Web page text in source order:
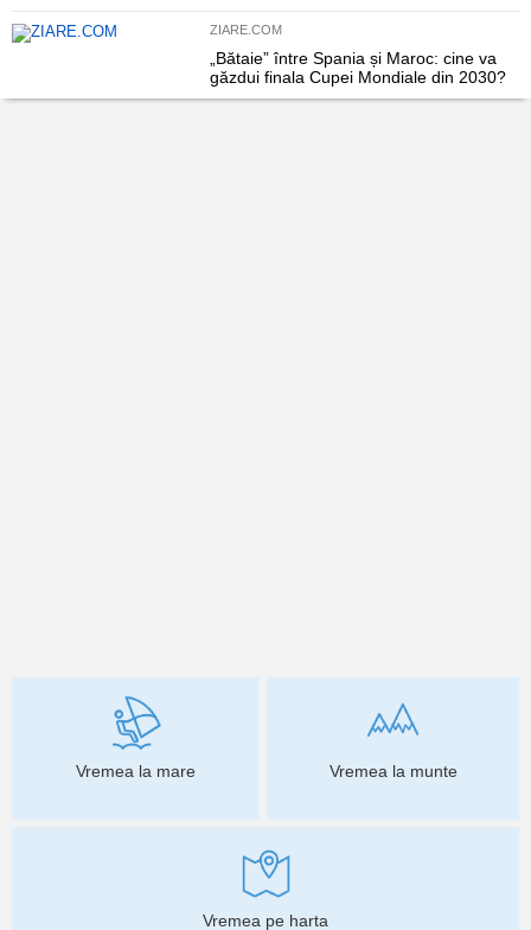
ZIARE.COM
„Bătaie” între Spania și Maroc: cine va
găzdui finala Cupei Mondiale din 2030?
Vremea la mare Vremea la munte
Vremea pe harta